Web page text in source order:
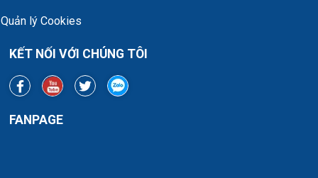
Quản lý Cookies
KẾT NỐI VỚI CHÚNG TÔI
FANPAGE